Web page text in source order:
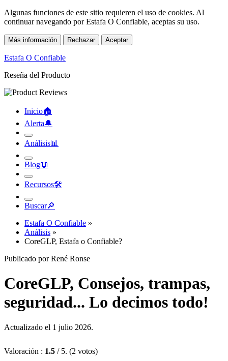
Algunas funciones de este sitio requieren el uso de cookies. Al
continuar navegando por Estafa O Confiable, aceptas su uso.
Más información Rechazar Aceptar
Estafa O Confiable
Reseña del Producto
Inicio🏠︎
Alerta🔔︎
Análisis📊︎
Blog📖︎
Recursos🛠︎
Buscar🔎︎
Estafa O Confiable »
Análisis »
CoreGLP, Estafa o Confiable?
Publicado por René Ronse
CoreGLP, Consejos, trampas,
seguridad... Lo decimos todo!
Actualizado el 1 julio 2026.
Valoración : 1.5 / 5. (2 votos)